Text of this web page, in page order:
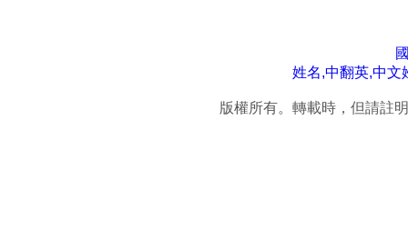
姓名,中翻英,中文
版權所有。轉載時，但請註